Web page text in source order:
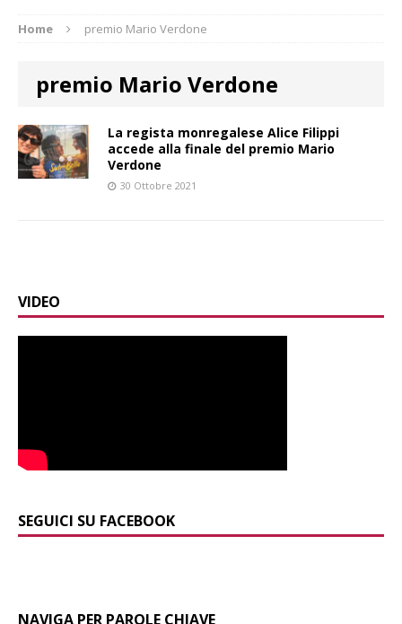
Home premio Mario Verdone
premio Mario Verdone
La regista monregalese Alice Filippi
accede alla finale del premio Mario
Verdone
30 Ottobre 2021
VIDEO
SEGUICI SU FACEBOOK
NAVIGA PER PAROLE CHIAVE